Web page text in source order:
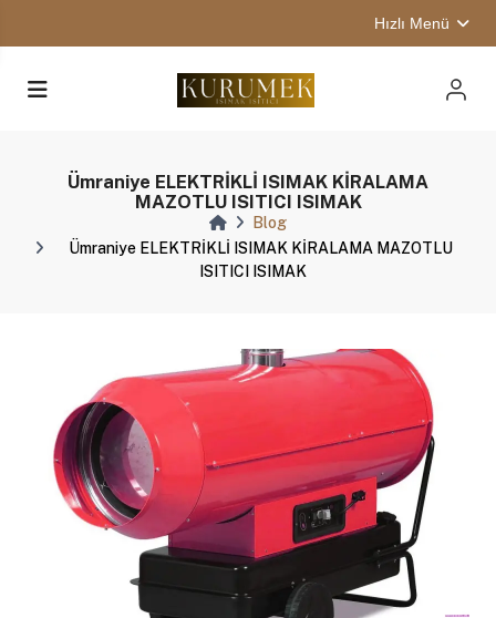
Hızlı Menü
Ümraniye ELEKTRİKLİ ISIMAK KİRALAMA
MAZOTLU ISITICI ISIMAK
Blog
Ümraniye ELEKTRİKLİ ISIMAK KİRALAMA MAZOTLU
ISITICI ISIMAK